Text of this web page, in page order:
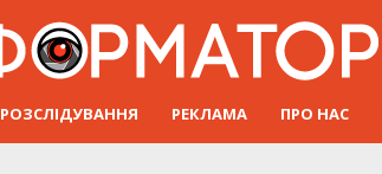
РОЗСЛІДУВАННЯ РЕКЛАМА ПРО НАС